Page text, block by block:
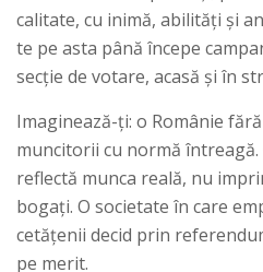
calitate, cu inimă, abilități și
te pe asta până începe
secție de votare, acasă și în
Imaginează-ți: o Românie
muncitorii cu normă întreagă.
reflectă munca reală, nu
bogați. O societate în care
cetățenii decid prin
pe merit.